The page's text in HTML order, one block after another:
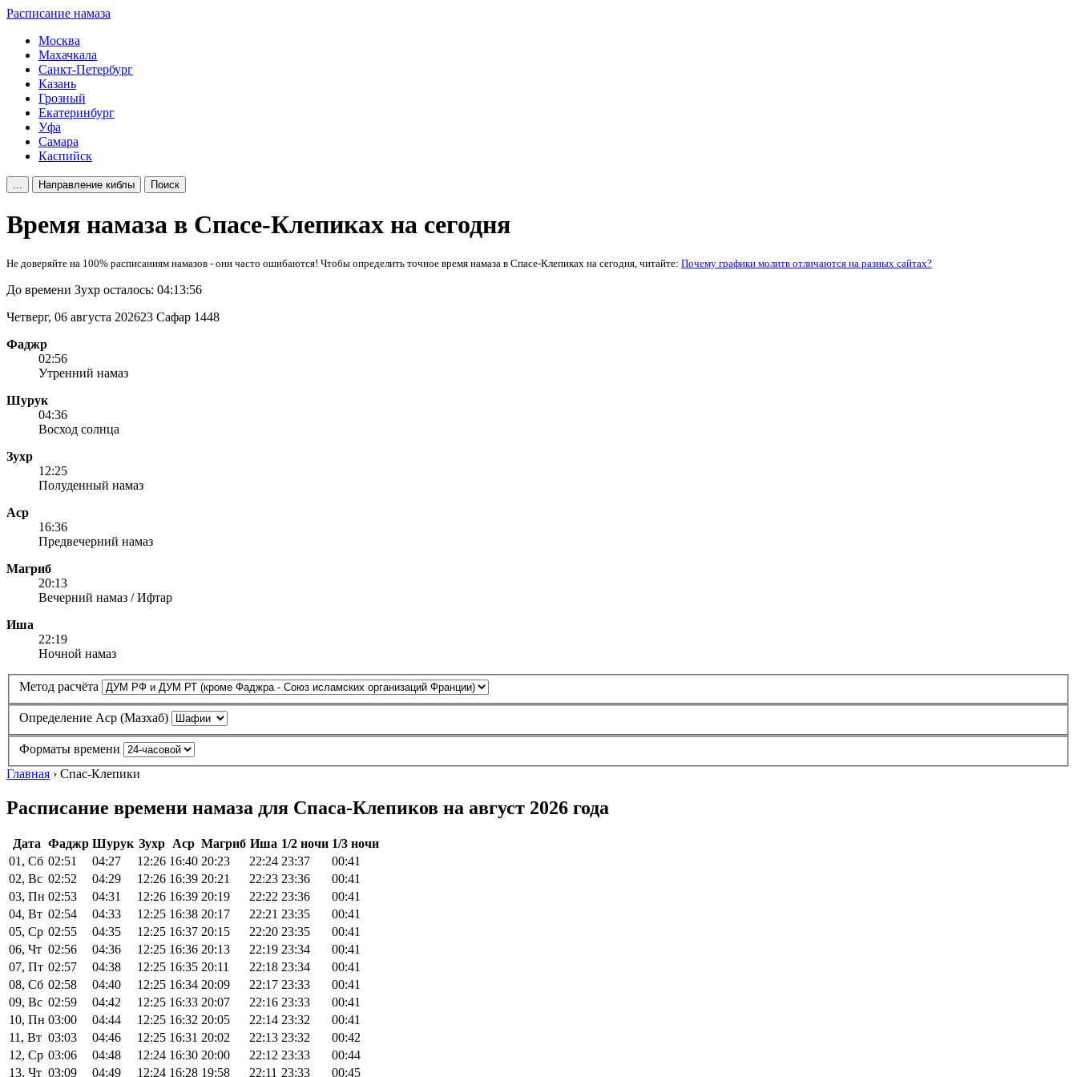
Расписание намаза
Москва
Махачкала
Санкт-Петербург
Казань
Грозный
Екатеринбург
Уфа
Самара
Каспийск
... Направление киблы Поиск
Время намаза в Спасе-Клепиках на сегодня
Не доверяйте на 100% расписаниям намазов - они часто ошибаются! Чтобы определить точное время намаза в Спасе-Клепиках на сегодня, читайте: Почему графики молитв отличаются на разных сайтах?
До времени Зухр осталось: 04:13:56
Четверг, 06 августа 202623 Сафар 1448
Фаджр
02:56
Утренний намаз
Шурук
04:36
Восход солнца
Зухр
12:25
Полуденный намаз
Аср
16:36
Предвечерний намаз
Магриб
20:13
Вечерний намаз / Ифтар
Иша
22:19
Ночной намаз
Метод расчёта
Определение Аср (Мазхаб)
Форматы времени
Главная › Спас-Клепики
Расписание времени намаза для Спаса-Клепиков на август 2026 года
Дата Фаджр Шурук Зухр Аср Магриб Иша 1/2 ночи 1/3 ночи
01, Сб 02:51 04:27 12:26 16:40 20:23 22:24 23:37
00:41
02, Вс 02:52 04:29 12:26 16:39 20:21 22:23 23:36
00:41
03, Пн 02:53 04:31 12:26 16:39 20:19 22:22 23:36
00:41
04, Вт 02:54 04:33 12:25 16:38 20:17 22:21 23:35
00:41
05, Ср 02:55 04:35 12:25 16:37 20:15 22:20 23:35
00:41
06, Чт 02:56 04:36 12:25 16:36 20:13 22:19 23:34
00:41
07, Пт 02:57 04:38 12:25 16:35 20:11 22:18 23:34
00:41
08, Сб 02:58 04:40 12:25 16:34 20:09 22:17 23:33
00:41
09, Вс 02:59 04:42 12:25 16:33 20:07 22:16 23:33
00:41
10, Пн 03:00 04:44 12:25 16:32 20:05 22:14 23:32
00:41
11, Вт 03:03 04:46 12:25 16:31 20:02 22:13 23:32
00:42
12, Ср 03:06 04:48 12:24 16:30 20:00 22:12 23:33
00:44
13, Чт 03:09 04:49 12:24 16:28 19:58 22:11 23:33
00:45